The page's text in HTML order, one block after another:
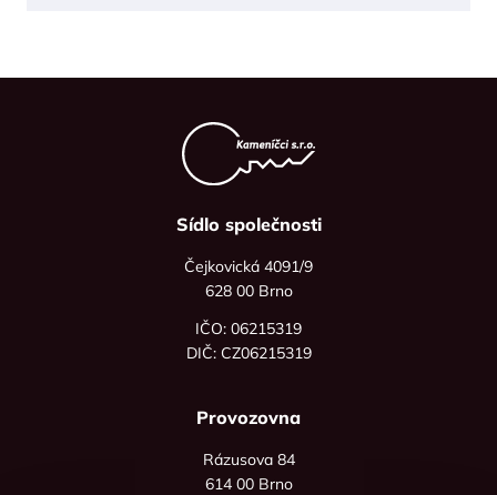
Sídlo společnosti
Čejkovická 4091/9
628 00 Brno
IČO: 06215319
DIČ: CZ06215319
Provozovna
Rázusova 84
614 00 Brno